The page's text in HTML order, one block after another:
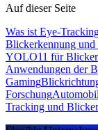
Auf dieser Seite
Was ist Eye-
Blickerkennung und
YOLO11 für
Anwendungen der
Gaming
Forschung
Tracking und